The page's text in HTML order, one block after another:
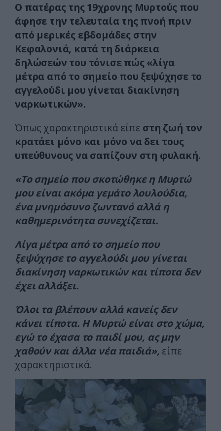
Ο πατέρας της 19χρονης Μυρτούς που
άφησε την τελευταία της πνοή πριν
από μερικές εβδομάδες στην
Κεφαλονιά, κατά τη διάρκεια
δηλώσεών του τόνισε πώς «λίγα
μέτρα από το σημείο που ξεψύχησε το
αγγελούδι μου γίνεται διακίνηση
ναρκωτικών».
Όπως χαρακτηριστικά είπε στη ζωή τον
κρατάει μόνο και μόνο να δει τους
υπεύθυνους να σαπίζουν στη φυλακή.
«Το σημείο που σκοτώθηκε η Μυρτώ
μου είναι ακόμα γεμάτο λουλούδια,
ένα μνημόσυνο ζωντανό αλλά η
καθημερινότητα συνεχίζεται.
Λίγα μέτρα από το σημείο που
ξεψύχησε το αγγελούδι μου γίνεται
διακίνηση ναρκωτικών και τίποτα δεν
έχει αλλάξει.
Όλοι τα βλέπουν αλλά κανείς δεν
κάνει τίποτα. Η Μυρτώ είναι στο χώμα,
εγώ το έχασα το παιδί μου, ας μην
χαθούν και άλλα νέα παιδιά», είπε
χαρακτηριστικά.